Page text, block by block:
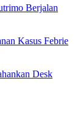
Berjalan
Kasus Febrie
Desk